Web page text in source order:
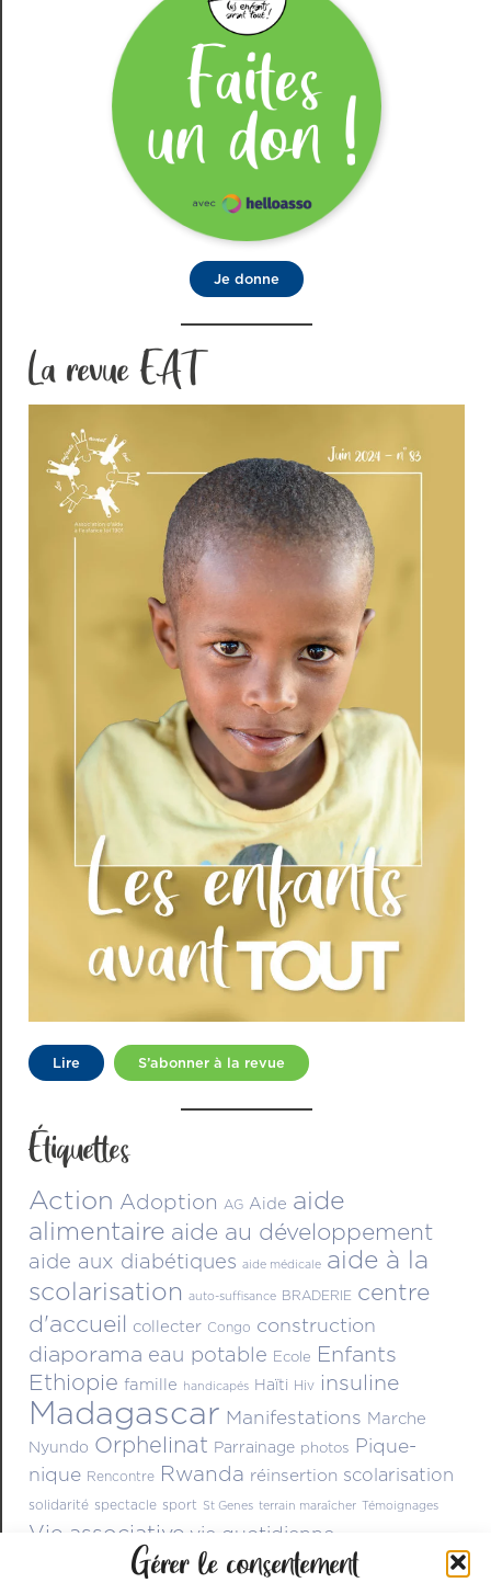
Gérer le consentement
Je donne
La revue EAT
Lire S’abonner à la revue
Étiquettes
Action Adoption AG Aide aide
alimentaire aide au développement
aide aux diabétiques aide médicale aide à la
scolarisation auto-suffisance BRADERIE centre
d'accueil collecter Congo construction
diaporama eau potable Ecole Enfants
Ethiopie famille handicapés Haïti Hiv insuline
Madagascar Manifestations Marche
Nyundo Orphelinat Parrainage photos Pique-
nique Rencontre Rwanda réinsertion scolarisation
solidarité spectacle sport St Genes terrain maraîcher Témoignages
Vie associative vie quotidienne